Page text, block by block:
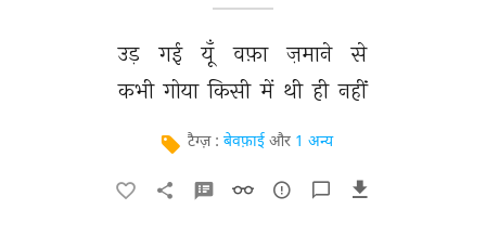
उड़ गई यूँ वफ़ा ज़माने
से
कभी गोया किसी में थी ही नहीं
टैग्ज़ : बेवफ़ाई और 1 अन्य